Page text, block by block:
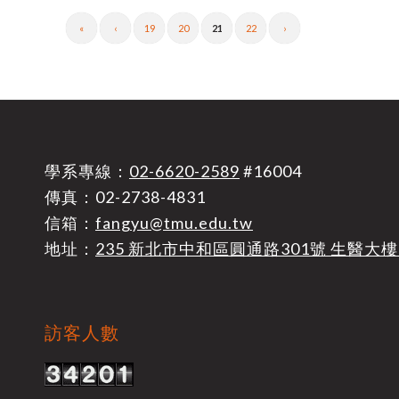
« ‹ 19 20 21 22 ›
學系專線： 02-6620-2589 #16004
傳真：02-2738-4831
信箱： fangyu@tmu.edu.tw
地址： 235 新北市中和區圓通路301號 生醫大
訪客人數